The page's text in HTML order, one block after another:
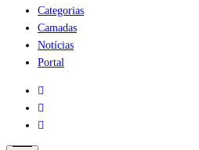
Categorias
Camadas
Notícias
Portal